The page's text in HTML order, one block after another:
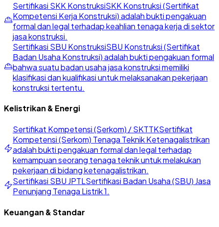
Sertifikasi SKK KonstruksiSKK Konstruksi (Sertifikat
Kompetensi Kerja Konstruksi) adalah bukti pengakuan
formal dan legal terhadap keahlian tenaga kerja di sektor
jasa konstruksi.
Sertifikasi SBU KonstruksiSBU Konstruksi (Sertifikat
Badan Usaha Konstruksi) adalah bukti pengakuan formal
bahwa suatu badan usaha jasa konstruksi memiliki
klasifikasi dan kualifikasi untuk melaksanakan pekerjaan
konstruksi tertentu.
Kelistrikan & Energi
Sertifikat Kompetensi (Serkom) / SKTTKSertifikat
Kompetensi (Serkom) Tenaga Teknik Ketenagalistrikan
adalah bukti pengakuan formal dan legal terhadap
kemampuan seorang tenaga teknik untuk melakukan
pekerjaan di bidang ketenagalistrikan.
Sertifikasi SBU JPTLSertifikasi Badan Usaha (SBU) Jasa
Penunjang Tenaga Listrik 1.
Keuangan & Standar